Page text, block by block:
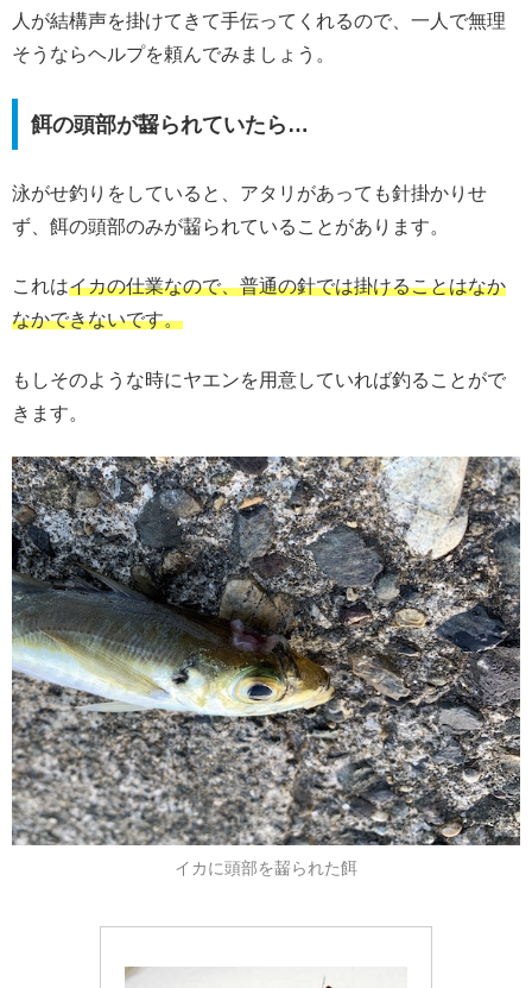
人が結構声を掛けてきて手伝ってくれるので、一人で無理
そうならヘルプを頼んでみましょう。
餌の頭部が齧られていたら…
泳がせ釣りをしていると、アタリがあっても針掛かりせ
ず、餌の頭部のみが齧られていることがあります。
これはイカの仕業なので、普通の針では掛けることはなか
なかできないです。
もしそのような時にヤエンを用意していれば釣ることがで
きます。
イカに頭部を齧られた餌